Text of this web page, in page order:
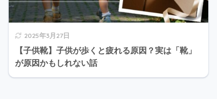
2025年3月27日
【子供靴】子供が歩くと疲れる原因？実は「靴」
が原因かもしれない話